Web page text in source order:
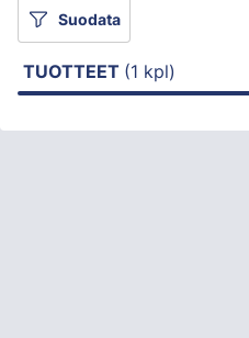
Suodata
TUOTTEET (1 kpl)